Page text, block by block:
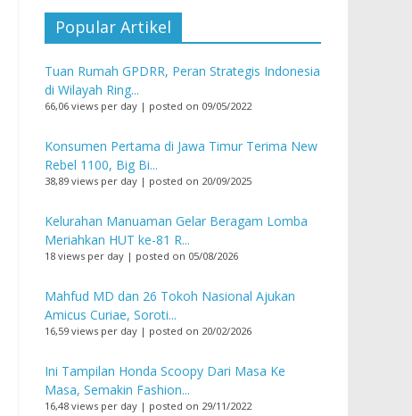
Popular Artikel
Tuan Rumah GPDRR, Peran Strategis Indonesia
di Wilayah Ring...
66,06 views per day | posted on 09/05/2022
Konsumen Pertama di Jawa Timur Terima New
Rebel 1100, Big Bi...
38,89 views per day | posted on 20/09/2025
Kelurahan Manuaman Gelar Beragam Lomba
Meriahkan HUT ke-81 R...
18 views per day | posted on 05/08/2026
Mahfud MD dan 26 Tokoh Nasional Ajukan
Amicus Curiae, Soroti...
16,59 views per day | posted on 20/02/2026
Ini Tampilan Honda Scoopy Dari Masa Ke
Masa, Semakin Fashion...
16,48 views per day | posted on 29/11/2022